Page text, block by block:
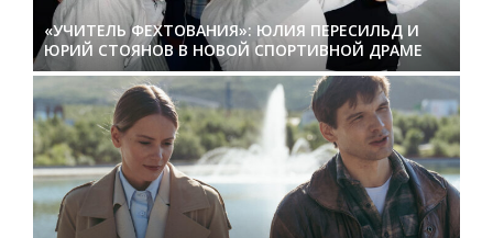
«УЧИТЕЛЬ ФЕХТОВАНИЯ»: ЮЛИЯ ПЕРЕСИЛЬД И
ЮРИЙ СТОЯНОВ В НОВОЙ СПОРТИВНОЙ ДРАМЕ